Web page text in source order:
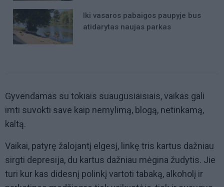
Iki vasaros pabaigos paupyje bus
atidarytas naujas parkas
Gyvendamas su tokiais suaugusiaisiais, vaikas gali
imti suvokti save kaip nemylimą, blogą, netinkamą,
kaltą.
Vaikai, patyrę žalojantį elgesį, linkę tris kartus dažniau
sirgti depresija, du kartus dažniau mėgina žudytis. Jie
turi kur kas didesnį polinkį vartoti tabaką, alkoholį ir